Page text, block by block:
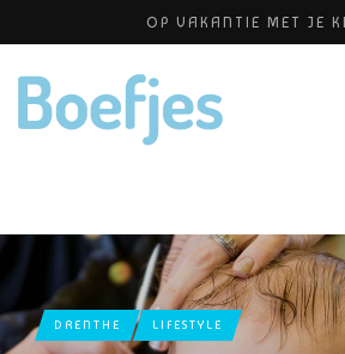
OP VAKANTIE MET JE
ALLERZORG
DRENTHE LIFESTYLE